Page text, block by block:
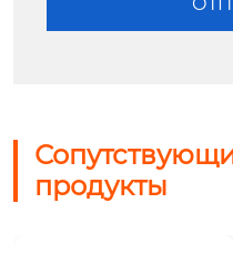
продукты